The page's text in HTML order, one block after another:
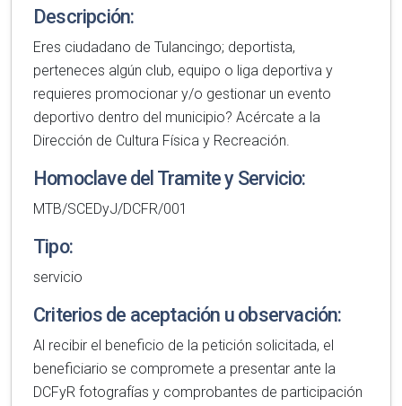
Descripción:
Eres ciudadano de Tulancingo; deportista,
perteneces algún club, equipo o liga deportiva y
requieres promocionar y/o gestionar un evento
deportivo dentro del municipio? Acércate a la
Dirección de Cultura Física y Recreación.
Homoclave del Tramite y Servicio:
MTB/SCEDyJ/DCFR/001
Tipo:
servicio
Criterios de aceptación u observación:
Al recibir el beneficio de la petición solicitada, el
beneficiario se compromete a presentar ante la
DCFyR fotografías y comprobantes de participación